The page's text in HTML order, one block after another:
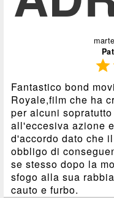

Fantastico bond
Royale,film che ha
per alcuni
all'eccesiva azione
d'accordo dato che
obbligo di
se stesso dopo la
sfogo alla sua
cauto e furbo.